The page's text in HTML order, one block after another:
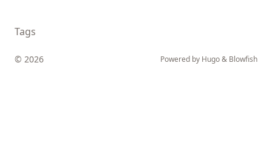
Tags
© 2026 Powered by Hugo& Blowfish